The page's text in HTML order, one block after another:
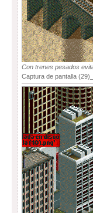
Con trenes pesados
Captura de pantalla